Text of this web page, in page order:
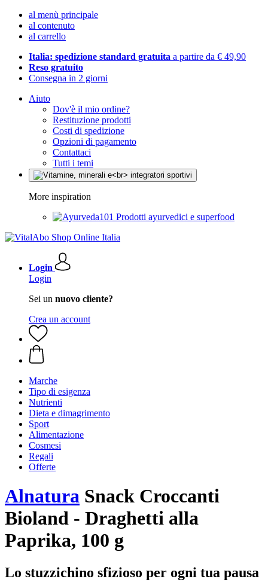
al menù principale
al contenuto
al carrello
Italia: spedizione standard gratuita a partire da € 49,90
Reso gratuito
Consegna in 2 giorni
Aiuto
Dov'è il mio ordine?
Restituzione prodotti
Costi di spedizione
Opzioni di pagamento
Contattaci
Tutti i temi
More inspiration
Prodotti ayurvedici e superfood
Login
Login
Sei un nuovo cliente?
Crea un account
Marche
Tipo di esigenza
Nutrienti
Dieta e dimagrimento
Sport
Alimentazione
Cosmesi
Regali
Offerte
Alnatura Snack Croccanti
Bioland - Draghetti alla
Paprika, 100 g
Lo stuzzichino sfizioso per ogni tua pausa